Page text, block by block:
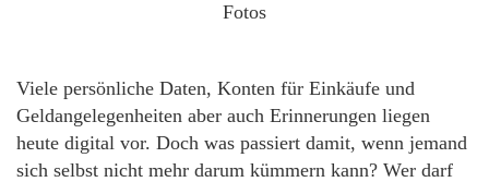
Fotos
Viele persönliche Daten, Konten für Einkäufe und
Geldangelegenheiten aber auch Erinnerungen liegen
heute digital vor. Doch was passiert damit, wenn jemand
sich selbst nicht mehr darum kümmern kann? Wer darf